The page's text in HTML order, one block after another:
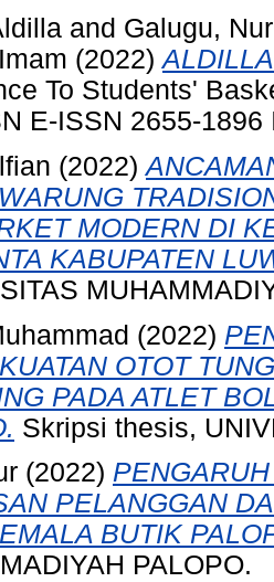
and Galugu,
(2022)
To Students'
E-ISSN 2655-1896
(2022)
MODERN DI
KABUPATEN
(2022)
OTOT
PADA ATLET
Skripsi thesis,
(2022)
PELANGGAN
BUTIK
PALOPO.